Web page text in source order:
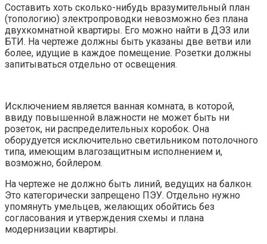
Составить хоть сколько-нибудь вразумительный план
(топологию) электропроводки невозможно без плана
двухкомнатной квартиры. Его можно найти в ДЭЗ или
БТИ. На чертеже должны быть указаны две ветви или
более, идущие в каждое помещение. Розетки должны
запитываться отдельно от освещения.
Исключением является ванная комната, в которой,
ввиду повышенной влажности не может быть ни
розеток, ни распределительных коробок. Она
оборудуется исключительно светильником потолочного
типа, имеющим влагозащитным исполнением и,
возможно, бойлером.
На чертеже не должно быть линий, ведущих на балкон.
Это категорически запрещено ПЭУ. Отдельно нужно
упомянуть умельцев, желающих обойтись без
согласования и утверждения схемы и плана
модернизации квартиры.